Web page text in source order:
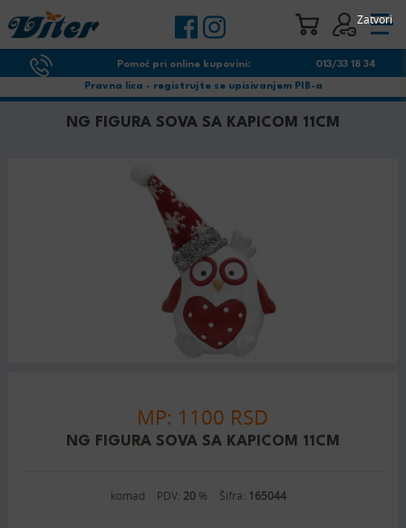
Pomoć pri online kupovini: 013/33 18 34
Pravna lica - registrujte se upisivanjem PIB-a
NG FIGURA SOVA SA KAPICOM 11CM
MP: 1100 RSD
NG FIGURA SOVA SA KAPICOM 11CM
komad PDV: 20% Šifra: 165044
Zatvori